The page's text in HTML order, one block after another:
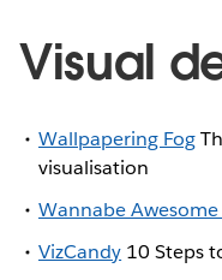
Visual
Wallpapering Fog
visualisation
Wannabe
VizCandy 10 Steps